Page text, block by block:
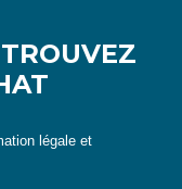
légale et